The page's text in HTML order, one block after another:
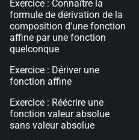
Exercice : Connaître la
formule de dérivation de la
composition d'une fonction
affine par une fonction
quelconque
Exercice : Dériver une
fonction affine
Exercice : Réécrire une
fonction valeur absolue
sans valeur absolue